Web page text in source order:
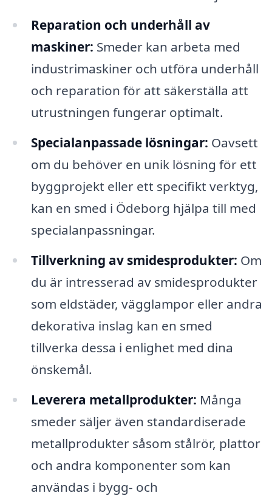
Reparation och underhåll av
maskiner: Smeder kan arbeta med
industrimaskiner och utföra underhåll
och reparation för att säkerställa att
utrustningen fungerar optimalt.
Specialanpassade lösningar: Oavsett
om du behöver en unik lösning för ett
byggprojekt eller ett specifikt verktyg,
kan en smed i Ödeborg hjälpa till med
specialanpassningar.
Tillverkning av smidesprodukter: Om
du är intresserad av smidesprodukter
som eldstäder, vägglampor eller andra
dekorativa inslag kan en smed
tillverka dessa i enlighet med dina
önskemål.
Leverera metallprodukter: Många
smeder säljer även standardiserade
metallprodukter såsom stålrör, plattor
och andra komponenter som kan
användas i bygg- och